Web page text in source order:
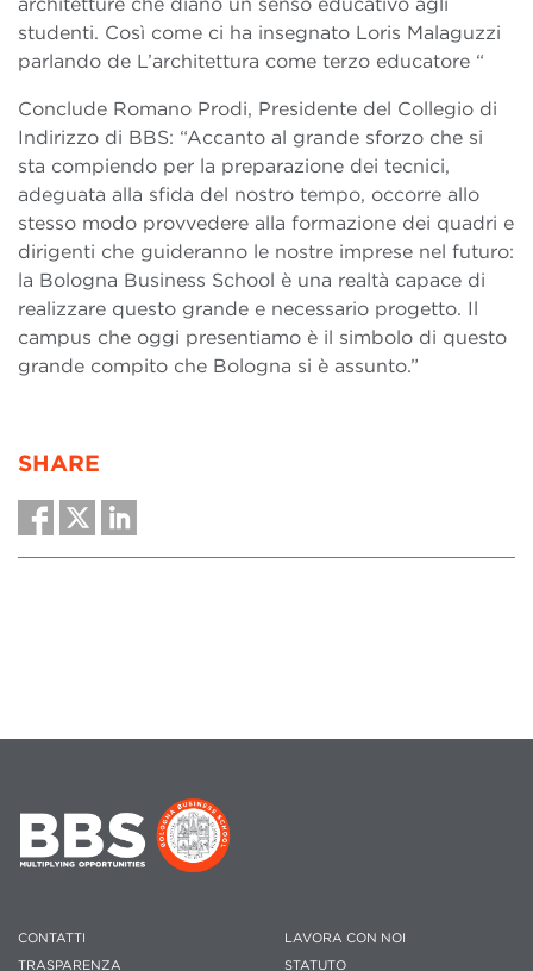
studenti. Così come ci ha insegnato Loris Malaguzzi
parlando de L’architettura come terzo educatore “
Conclude Romano Prodi, Presidente del Collegio di
Indirizzo di BBS: “Accanto al grande sforzo che si
sta compiendo per la preparazione dei tecnici,
adeguata alla sfida del nostro tempo, occorre allo
stesso modo provvedere alla formazione dei quadri e
dirigenti che guideranno le nostre imprese nel futuro:
la Bologna Business School è una realtà capace di
realizzare questo grande e necessario progetto. Il
campus che oggi presentiamo è il simbolo di questo
grande compito che Bologna si è assunto.”
SHARE
CONTATTI
TRASPARENZA
LAVORA CON NOI
STATUTO